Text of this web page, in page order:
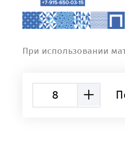
При использовании
8